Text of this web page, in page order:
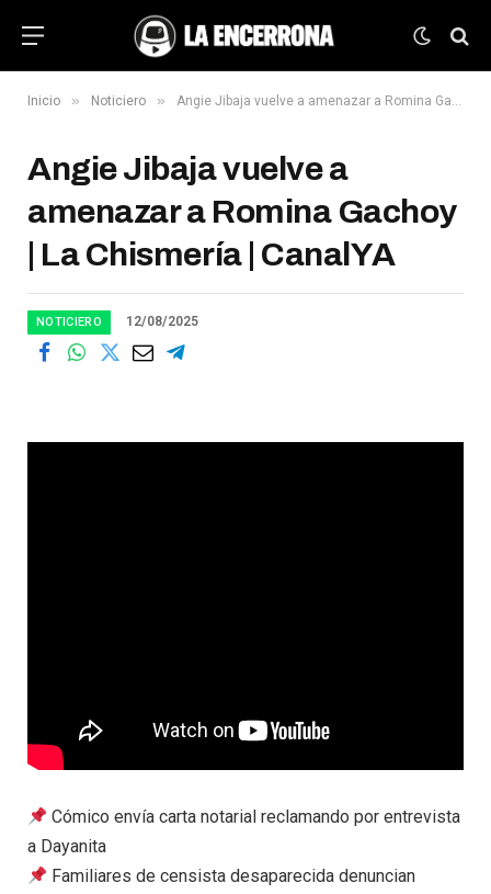
Inicio » Noticiero » Angie Jibaja vuelve a amenazar a Romina Gachoy | La Chismería | CanalYA
Angie Jibaja vuelve a
amenazar a Romina Gachoy
| La Chismería | CanalYA
NOTICIERO 12/08/2025
Cómico envía carta notarial reclamando por entrevista
a Dayanita
Familiares de censista desaparecida denuncian